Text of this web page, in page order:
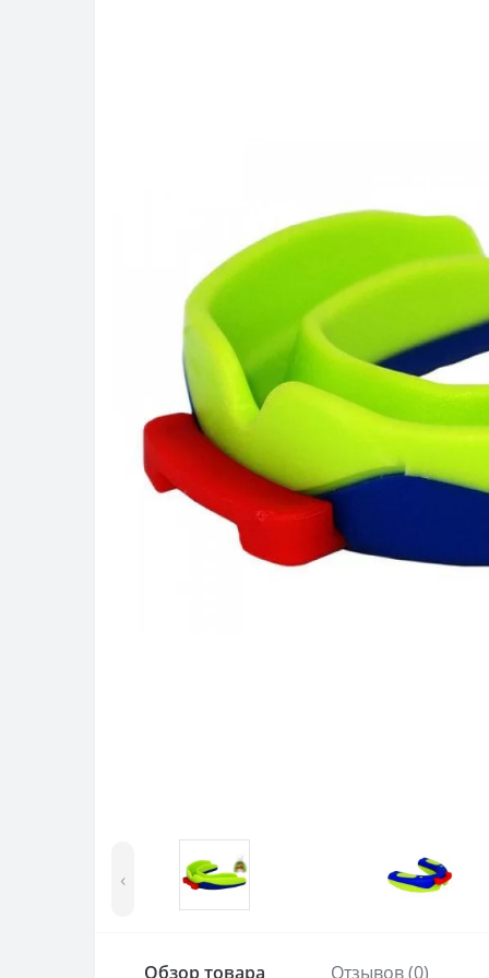
‹
Обзор товара Отзывов (0)